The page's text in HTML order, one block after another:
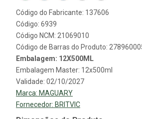
Código do Fabricante: 137606
Código: 6939
Código NCM: 21069010
Código de Barras do Produto:
Embalagem: 12X500ML
Embalagem Master: 12x500ml
Validade: 02/10/2027
Marca: MAGUARY
Fornecedor: BRITVIC